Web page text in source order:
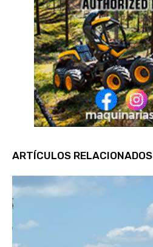
ARTÍCULOS RELACIONADOS